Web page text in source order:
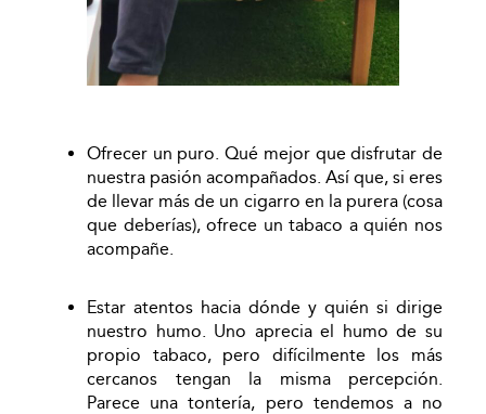
Ofrecer un puro. Qué mejor que disfrutar de
nuestra pasión acompañados. Así que, si eres
de llevar más de un cigarro en la purera (cosa
que deberías), ofrece un tabaco a quién nos
acompañe.
Estar atentos hacia dónde y quién si dirige
nuestro humo. Uno aprecia el humo de su
propio tabaco, pero difícilmente los más
cercanos tengan la misma percepción.
Parece una tontería, pero tendemos a no